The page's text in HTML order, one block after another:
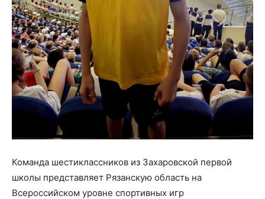
Команда шестиклассников из Захаровской первой
школы представляет Рязанскую область на
Всероссийском уровне спортивных игр